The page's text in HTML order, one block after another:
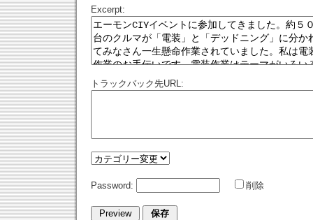
Excerpt:
トラックバック先URL:
Password: 削除